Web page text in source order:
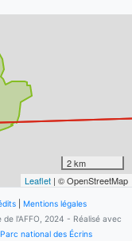
1758
1758
(Bloch,
2 km
Leaflet | © OpenStreetMap
| Mentions légales
l'AFFO, 2024 - Réalisé avec
Parc national des Écrins